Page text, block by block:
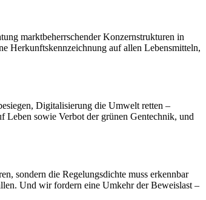
marktbeherrschender Konzernstrukturen in
Herkunftskennzeichnung auf allen Lebensmitteln,
Digitalisierung die Umwelt retten –
Leben sowie Verbot der grünen Gentechnik, und
sondern die Regelungsdichte muss erkennbar
Und wir fordern eine Umkehr der Beweislast –